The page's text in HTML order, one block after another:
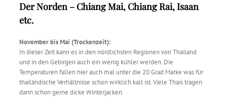
Der Norden – Chiang Mai, Chiang Rai, Isaan
etc.
November bis Mai (Trockenzeit):
In dieser Zeit kann es in den nördlichsten Regionen von Thailand
und in den Gebirgen auch ein wenig kühler werden. Die
Temperaturen fallen hier auch mal unter die 20 Grad Marke was für
thailändische Verhältnisse schon wirklich kalt ist. Viele Thais tragen
dann schon gerne dicke Winterjacken.